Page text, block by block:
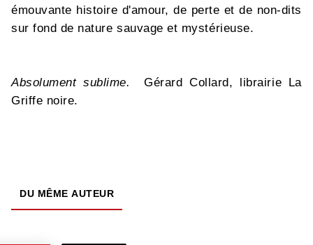
émouvante histoire d'amour, de perte et de non-dits
sur fond de nature sauvage et mystérieuse.
Absolument sublime.Gérard Collard, librairie La
Griffe noire.
DU MÊME AUTEUR